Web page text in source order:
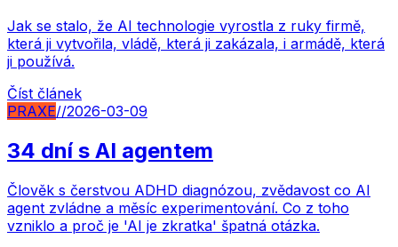
Jak se stalo, že AI technologie vyrostla z ruky firmě,
která ji vytvořila, vládě, která ji zakázala, i armádě, která
ji používá.
Číst článek
PRAXE//2026-03-09
34 dní s AI agentem
Člověk s čerstvou ADHD diagnózou, zvědavost co AI
agent zvládne a měsíc experimentování. Co z toho
vzniklo a proč je 'AI je zkratka' špatná otázka.